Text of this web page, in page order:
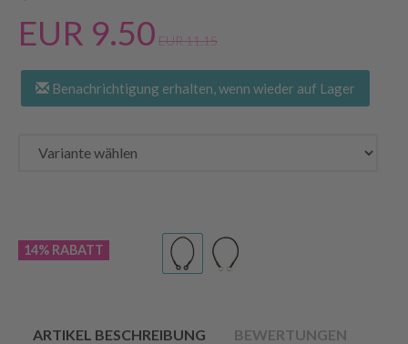
EUR 9.50 EUR 11.15
Benachrichtigung erhalten, wenn wieder auf Lager
14% RABATT
ARTIKEL BESCHREIBUNG BEWERTUNGEN